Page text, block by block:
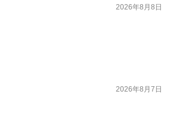
2026年8月8日
2026年8月7日